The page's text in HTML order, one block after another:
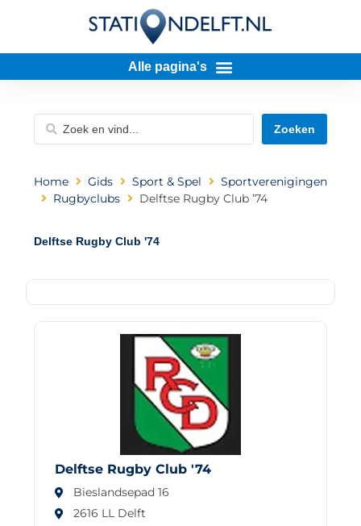
Zoeken
Home Gids Sport & Spel
Sportverenigingen
Rugbyclubs
Delftse Rugby Club ’74
Delftse Rugby Club '74
Delftse Rugby Club '74
Bieslandsepad 16
2616 LL Delft